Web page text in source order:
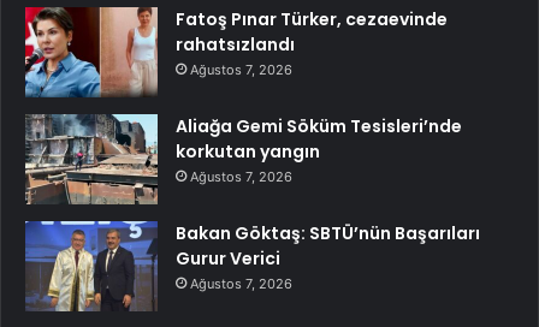
Fatoş Pınar Türker, cezaevinde
rahatsızlandı
Ağustos 7, 2026
Aliağa Gemi Söküm Tesisleri’nde
korkutan yangın
Ağustos 7, 2026
Bakan Göktaş: SBTÜ’nün Başarıları
Gurur Verici
Ağustos 7, 2026